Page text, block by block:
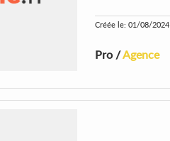
Créée le: 01/08/2024
Pro /Agence